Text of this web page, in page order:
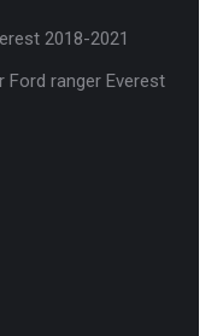
2018-2021
Ford ranger Everest